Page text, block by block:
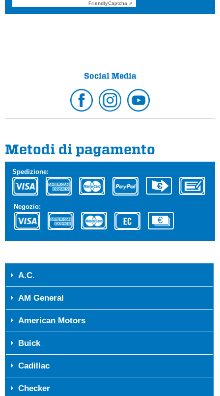
FriendlyCaptcha ⇗
Social Media
Metodi di pagamento
Spedizione:
Negozio:
A.C.
AM General
American Motors
Buick
Cadillac
Checker